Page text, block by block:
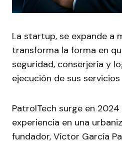
La startup, se expande a
transforma la forma en
seguridad, conserjería y
ejecución de sus servicios
PatrolTech surge en
experiencia en una
fundador, Víctor García